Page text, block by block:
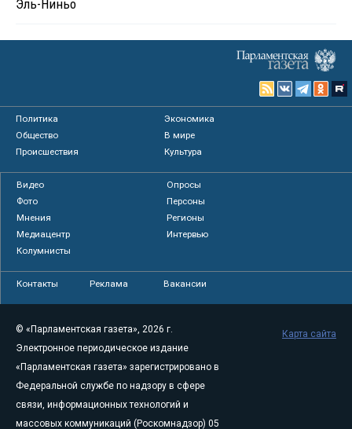
Эль-Ниньо
Политика
Экономика
Общество
В мире
Происшествия
Культура
Видео
Опросы
Фото
Персоны
Мнения
Регионы
Медиацентр
Интервью
Колумнисты
Контакты Реклама Вакансии
© «Парламентская газета», 2026 г.
Электронное периодическое издание
«Парламентская газета» зарегистрировано в
Федеральной службе по надзору в сфере
связи, информационных технологий и
массовых коммуникаций (Роскомнадзор) 05
Карта сайта